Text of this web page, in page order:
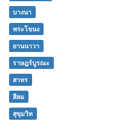
บางนา
พระโขนง
ยานนาวา
ราษฎร์บูรณะ
สาทร
สีลม
สุขุมวิท